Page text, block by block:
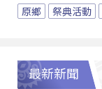
原鄉 祭典活動
最新新聞